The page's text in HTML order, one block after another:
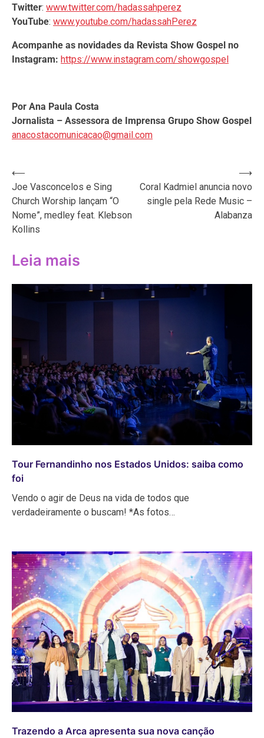
Twitter: www.twitter.com/hadassahperez
YouTube: www.youtube.com/hadassahPerez
Acompanhe as novidades da Revista Show Gospel no
Instagram: https://www.instagram.com/showgospel
Por Ana Paula Costa
Jornalista – Assessora de Imprensa Grupo Show Gospel
anacostacomunicacao@gmail.com
Navegação
de
Post
⟵
Joe Vasconcelos e Sing
Church Worship lançam “O
Nome”, medley feat. Klebson
Kollins
Coral Kadmiel anuncia novo
single pela Rede Music –
Alabanza
⟶
Leia mais
Tour Fernandinho nos Estados Unidos: saiba como
foi
Vendo o agir de Deus na vida de todos que
verdadeiramente o buscam! *As fotos…
Trazendo a Arca apresenta sua nova canção